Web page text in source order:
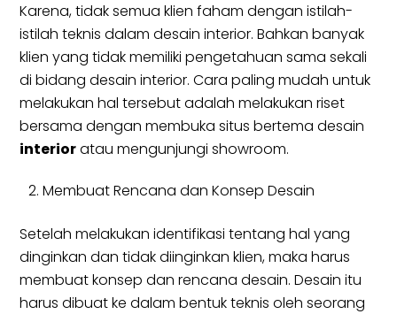
Karena, tidak semua klien faham dengan istilah-
istilah teknis dalam desain interior. Bahkan banyak
klien yang tidak memiliki pengetahuan sama sekali
di bidang desain interior. Cara paling mudah untuk
melakukan hal tersebut adalah melakukan riset
bersama dengan membuka situs bertema desain
interioratau mengunjungi showroom.
Membuat Rencana dan Konsep Desain
Setelah melakukan identifikasi tentang hal yang
dinginkan dan tidak diinginkan klien, maka harus
membuat konsep dan rencana desain. Desain itu
harus dibuat ke dalam bentuk teknis oleh seorang